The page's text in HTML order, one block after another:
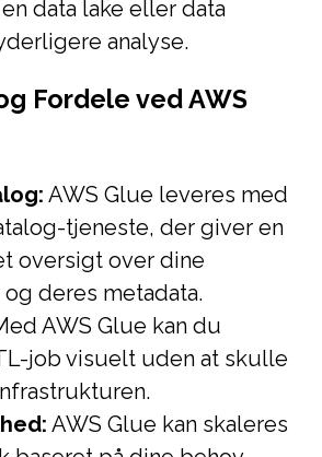
data lake eller data
analyse.
Fordele ved AWS
AWS Glue leveres med
tjeneste, der giver en
oversigt over dine
deres metadata.
AWS Glue kan du
job visuelt uden at skulle
AWS Glue kan skaleres